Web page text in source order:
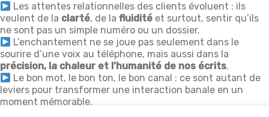
Les attentes relationnelles des clients évoluent : ils
veulent de la clarté, de la fluidité et surtout, sentir qu’ils
ne sont pas un simple numéro ou un dossier.
L’enchantement ne se joue pas seulement dans le
sourire d’une voix au téléphone, mais aussi dans la
précision, la chaleur et l’humanité de nos écrits.
Le bon mot, le bon ton, le bon canal : ce sont autant de
leviers pour transformer une interaction banale en un
moment mémorable.